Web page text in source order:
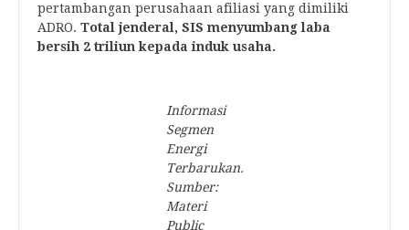
pertambangan perusahaan afiliasi yang dimiliki
ADRO. Total jenderal, SIS menyumbang laba
bersih 2 triliun kepada induk usaha.
Informasi
Segmen
Energi
Terbarukan.
Sumber:
Materi
Public